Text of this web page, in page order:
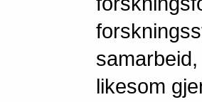
likesom